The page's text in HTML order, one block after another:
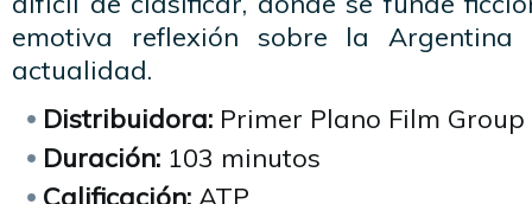
emotiva reflexión sobre la
actualidad.
Distribuidora: Primer Plano Film Group
Duración: 103 minutos
Calificación: ATP